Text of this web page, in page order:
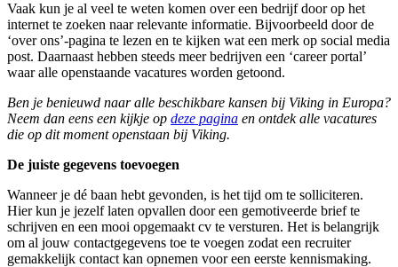
Vaak kun je al veel te weten komen over een bedrijf door op het
internet te zoeken naar relevante informatie. Bijvoorbeeld door de
‘over ons’-pagina te lezen en te kijken wat een merk op social media
post. Daarnaast hebben steeds meer bedrijven een ‘career portal’
waar alle openstaande vacatures worden getoond.
Ben je benieuwd naar alle beschikbare kansen bij Viking in Europa?
Neem dan eens een kijkje op deze pagina en ontdek alle vacatures
die op dit moment openstaan bij Viking.
De juiste gegevens toevoegen
Wanneer je dé baan hebt gevonden, is het tijd om te solliciteren.
Hier kun je jezelf laten opvallen door een gemotiveerde brief te
schrijven en een mooi opgemaakt cv te versturen. Het is belangrijk
om al jouw contactgegevens toe te voegen zodat een recruiter
gemakkelijk contact kan opnemen voor een eerste kennismaking.